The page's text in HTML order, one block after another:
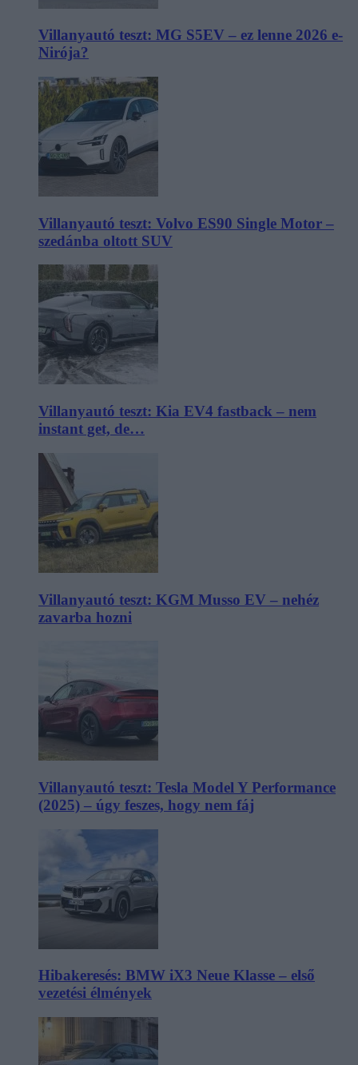
Villanyautó teszt: MG S5EV – ez lenne 2026 e-
Nirója?
Villanyautó teszt: Volvo ES90 Single Motor –
szedánba oltott SUV
Villanyautó teszt: Kia EV4 fastback – nem
instant get, de…
Villanyautó teszt: KGM Musso EV – nehéz
zavarba hozni
Villanyautó teszt: Tesla Model Y Performance
(2025) – úgy feszes, hogy nem fáj
Hibakeresés: BMW iX3 Neue Klasse – első
vezetési élmények